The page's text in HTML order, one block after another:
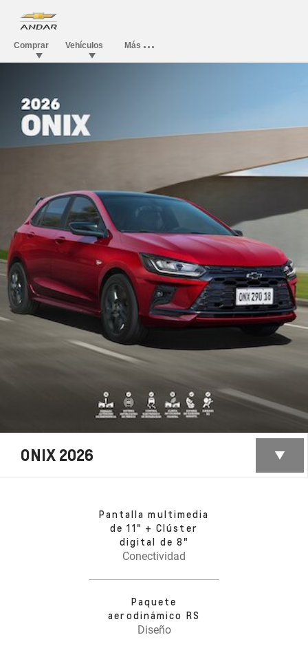
ONIX 2026
Pantalla multimedia
de 11" + Clúster
digital de 8"
Conectividad
Paquete
aerodinámico RS
Diseño